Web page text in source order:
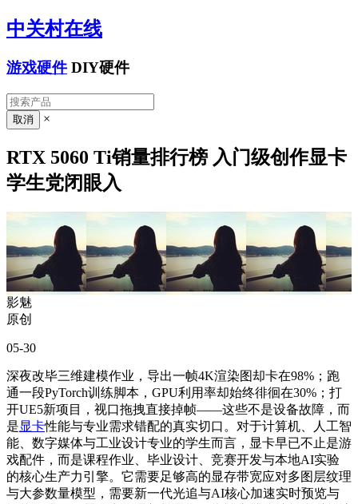
中关村在线
游戏硬件 DIY硬件
×
RTX 5060 Ti销量排行榜 入门级创作显卡
学生党闭眼入
影魅
原创
05-30
深夜改毕三维建模作业，导出一帧4K渲染图却卡在98%；跑
通一段PyTorch训练脚本，GPU利用率却始终徘徊在30%；打
开UE5新项目，视口拖拽直接掉帧——这些不是设备故障，而
是显卡性能与专业需求错配的真实切口。对于计算机、人工智
能、数字媒体与工业设计专业的学生而言，显卡早已不止是游
戏配件，而是课程作业、毕业设计、竞赛开发与本地AI实验
的核心生产力引擎。它需要足够高的显存带宽应对多图层纹理
与大参数量模型，需要新一代光追与AI核心加速实时预览与